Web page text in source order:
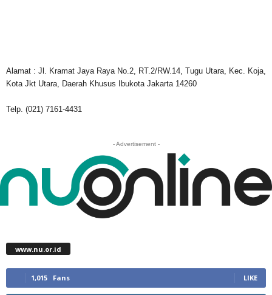
Alamat : Jl. Kramat Jaya Raya No.2, RT.2/RW.14, Tugu Utara, Kec. Koja,
Kota Jkt Utara, Daerah Khusus Ibukota Jakarta 14260
Telp. (021) 7161-4431
- Advertisement -
www.nu.or.id
1,015 Fans LIKE